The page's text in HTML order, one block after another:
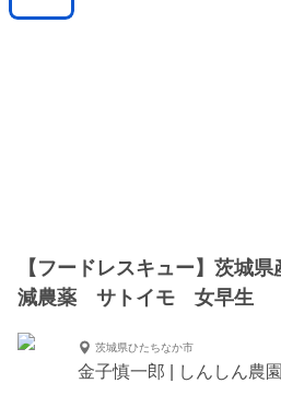
【フードレスキュー】茨
減農薬 サトイモ 女早生
茨城県ひたちなか市
金子慎一郎 | しんしん農園